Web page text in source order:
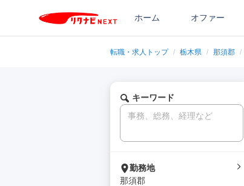
ホーム オファー
転職・求人トップ / 栃木県 / 那須郡 /
キーワード
勤務地
那須郡